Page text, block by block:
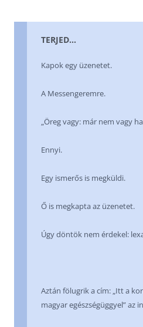
TERJED…
Kapok egy üzenetet.
A Messengeremre.
„Öreg vagy: már nem vagy
Ennyi.
Egy ismerős is megküldi.
Ő is megkapta az üzenetet.
Úgy döntök nem érdekel:
Aztán fölugrik a cím: „Itt a
magyar egészségüggyel” az